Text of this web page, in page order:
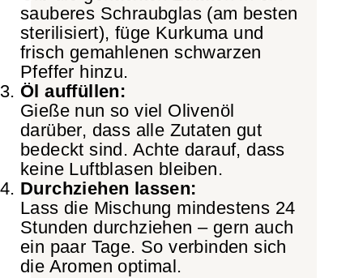
sauberes Schraubglas (am besten
sterilisiert), füge Kurkuma und
frisch gemahlenen schwarzen
Pfeffer hinzu.
Öl auffüllen:
Gieße nun so viel Olivenöl
darüber, dass alle Zutaten gut
bedeckt sind. Achte darauf, dass
keine Luftblasen bleiben.
Durchziehen lassen:
Lass die Mischung mindestens 24
Stunden durchziehen – gern auch
ein paar Tage. So verbinden sich
die Aromen optimal.